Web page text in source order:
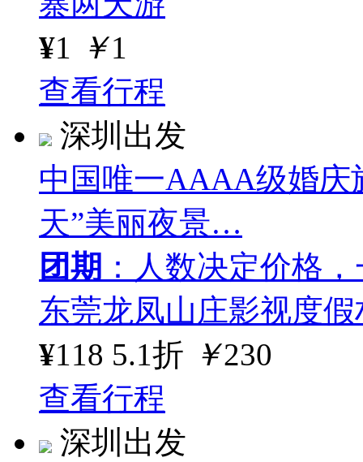
¥1 ￥1
查看行程
深圳出发
中国唯一AAAA级婚庆
天”美丽夜景…
团期 ：人数决定价格
东莞龙凤山庄影视度
¥118 5.1折 ￥230
查看行程
深圳出发